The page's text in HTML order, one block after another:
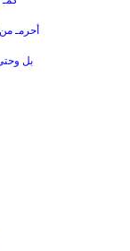
أحرمـ
بل